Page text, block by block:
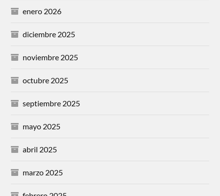
enero 2026
diciembre 2025
noviembre 2025
octubre 2025
septiembre 2025
mayo 2025
abril 2025
marzo 2025